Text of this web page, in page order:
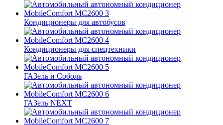
Кондиционеры для автобусов
Кондиционеры для спецтехники
ГАЗель и Соболь
ГАЗель NEXT